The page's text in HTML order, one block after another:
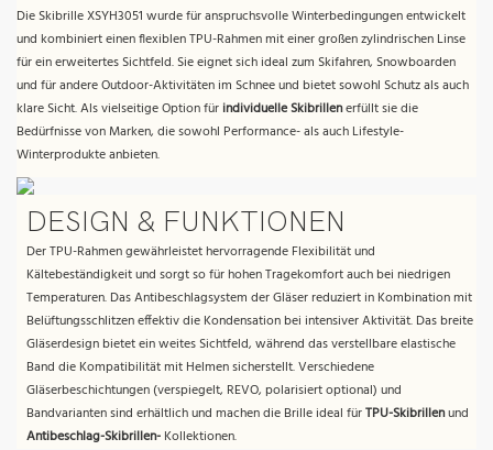
Die Skibrille XSYH3051 wurde für anspruchsvolle Winterbedingungen entwickelt
und kombiniert einen flexiblen TPU-Rahmen mit einer großen zylindrischen Linse
für ein erweitertes Sichtfeld. Sie eignet sich ideal zum Skifahren, Snowboarden
und für andere Outdoor-Aktivitäten im Schnee und bietet sowohl Schutz als auch
klare Sicht. Als vielseitige Option für individuelle Skibrillenerfüllt sie die
Bedürfnisse von Marken, die sowohl Performance- als auch Lifestyle-
Winterprodukte anbieten.
DESIGN & FUNKTIONEN
Der TPU-Rahmen gewährleistet hervorragende Flexibilität und
Kältebeständigkeit und sorgt so für hohen Tragekomfort auch bei niedrigen
Temperaturen. Das Antibeschlagsystem der Gläser reduziert in Kombination mit
Belüftungsschlitzen effektiv die Kondensation bei intensiver Aktivität. Das breite
Gläserdesign bietet ein weites Sichtfeld, während das verstellbare elastische
Band die Kompatibilität mit Helmen sicherstellt. Verschiedene
Gläserbeschichtungen (verspiegelt, REVO, polarisiert optional) und
Bandvarianten sind erhältlich und machen die Brille ideal fürTPU-Skibrillenund
Antibeschlag-Skibrillen-Kollektionen.